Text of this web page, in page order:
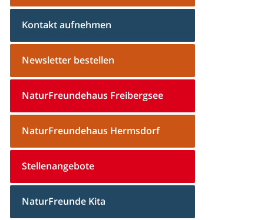
Kontakt aufnehmen
Newsletter bestellen
NaturFreundehaus Freibergsee
NaturFreundehaus Hermsdorf
Stellenangebote
NaturFreunde Kita